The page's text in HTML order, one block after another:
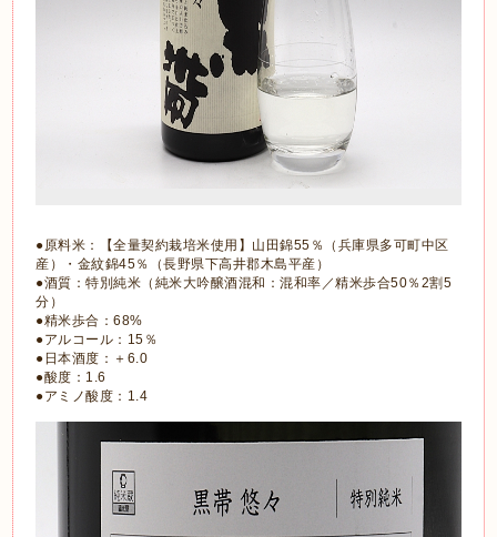
●原料米：【全量契約栽培米使用】山田錦55％（兵庫県多可町中区
産）・金紋錦45％（長野県下高井郡木島平産）
●酒質：特別純米（純米大吟醸酒混和：混和率／精米歩合50％2割5
分）
●精米歩合：68%
●アルコール：15％
●日本酒度：＋6.0
●酸度：1.6
●アミノ酸度：1.4